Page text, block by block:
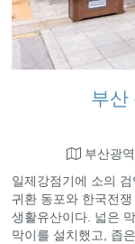
부산
부산광
일제강점기에 소의
귀환 동포와 한국전
생활유산이다. 넓은
막이를 설치했고, 좁